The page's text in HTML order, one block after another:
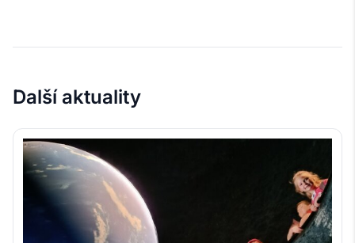
Další aktuality